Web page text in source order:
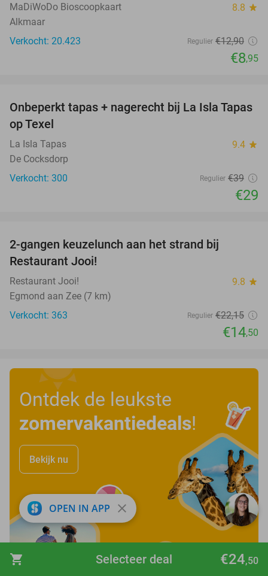
shopping_cart €24,50
Selecteer deal
MaDiWoDo Bioscoopkaart 8.8 star
Alkmaar
Verkocht: 20.423
Regulier €12,90
€8,95
26%
Onbeperkt tapas + nagerecht bij La Isla Tapas
op Texel
La Isla Tapas 9.4 star
De Cocksdorp
Verkocht: 300
Regulier €39
€29
2-gangen keuzelunch aan het strand bij
Restaurant Jooi!
Restaurant Jooi! 9.8 star
Egmond aan Zee (7 km)
Verkocht: 363
Regulier €22,15
€14,50
Ontdek de leukste
zomervakantiedeals!
Bekijk nu
OPEN IN APP close